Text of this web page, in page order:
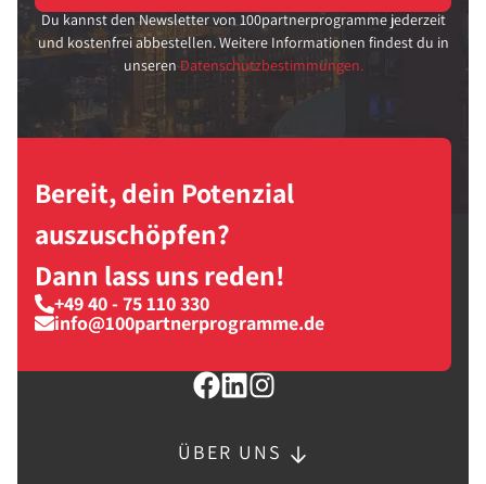
Du kannst den Newsletter von 100partnerprogramme jederzeit
und kostenfrei abbestellen. Weitere Informationen findest du in
unseren Datenschutzbestimmungen.
Bereit, dein Potenzial
auszuschöpfen?
Dann lass uns reden!
+49 40 - 75 110 330
info@100partnerprogramme.de
ÜBER UNS